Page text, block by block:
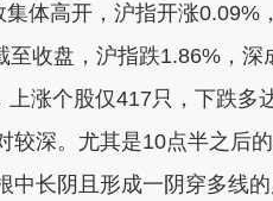
高开，沪指开涨0.09%
至收盘，沪指跌1.86%，
涨个股仅417只，下跌多
较深。尤其是10点半之后
中长阴且形成一阴穿多线